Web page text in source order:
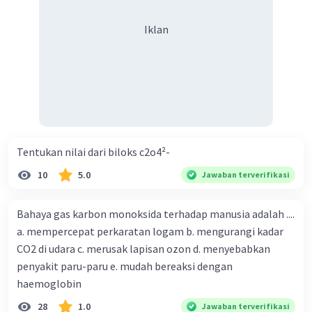
Iklan
Tentukan nilai dari biloks c2o4²-
10 5.0 Jawaban terverifikasi
Bahaya gas karbon monoksida terhadap manusia adalah ....
a. mempercepat perkaratan logam b. mengurangi kadar
CO2 di udara c. merusak lapisan ozon d. menyebabkan
penyakit paru-paru e. mudah bereaksi dengan
haemoglobin
28 1.0 Jawaban terverifikasi